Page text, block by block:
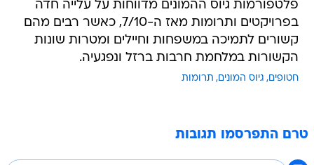
פלטפורמות גיוס ההמונים מדווחות על עלייה חדה
בפרויקטים ותרומות מאז ה-7/10, כאשר רבים מהם
קשורים לתמיכה במשפחות וחיילים ומטרות שונות
הקשורות במלחמת חרבות ברזל ונפגעיה.
חטופים גיוס המונים תרומות
טרם התפרסמו תגובות